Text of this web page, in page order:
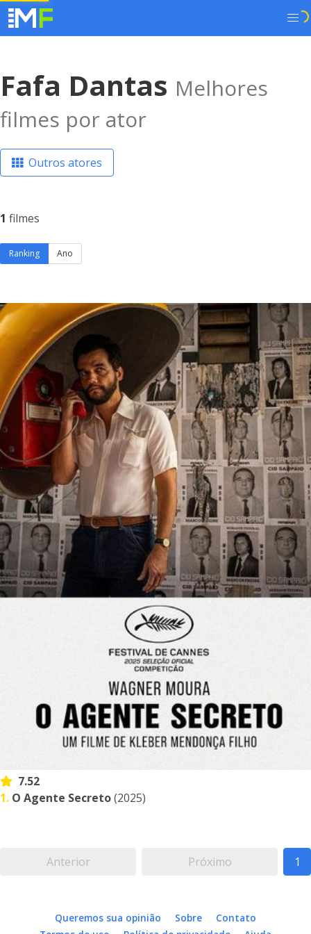
Fafa Dantas Melhores
filmes por ator
Outros atores
1 filmes
Ranking Ano
7.52
1. O Agente Secreto(2025)
Anterior Próximo 1
Queremos sua opinião Sobre
Contato